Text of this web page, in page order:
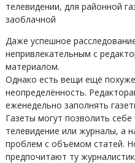
телевидении, для районной
заоблачной
Даже успешное
непривлекательным с
материалом.
Однако есть вещи ещё
неопределённость.
еженедельно заполнять
Газеты могут позволить
телевидение или журналы, а
проблем с объёмом статей.
предпочитают ту